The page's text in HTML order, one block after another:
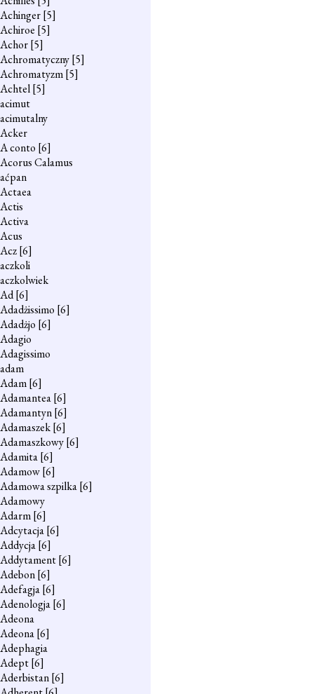
Achinger[5]
Achiroe [5]
Achor[5]
Achromatyczny[5]
Achromatyzm[5]
Achtel[5]
acimut
acimutalny
Acker
A conto [6]
Acorus Calamus
aćpan
Actaea
Actis
Activa
Acus
Acz[6]
aczkoli
aczkolwiek
Ad[6]
Adadżissimo [6]
Adadżjo [6]
Adagio
Adagissimo
adam
Adam[6]
Adamantea[6]
Adamantyn[6]
Adamaszek[6]
Adamaszkowy[6]
Adamita[6]
Adamow[6]
Adamowa szpilka[6]
Adamowy
Adarm[6]
Adcytacja[6]
Addycja[6]
Addytament[6]
Adebon[6]
Adefagja[6]
Adenologja[6]
Adeona
Adeona[6]
Adephagia
Adept[6]
Aderbistan[6]